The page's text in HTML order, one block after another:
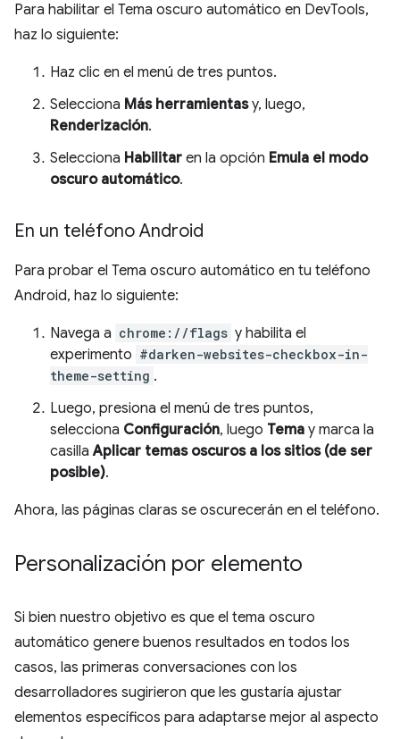
Para habilitar el Tema oscuro automático en DevTools,
haz lo siguiente:
Haz clic en el menú de tres puntos.
Selecciona Más herramientasy, luego,
Renderización.
Selecciona Habilitar en la opción Emula el modo
oscuro automático.
En un teléfono Android
Para probar el Tema oscuro automático en tu teléfono
Android, haz lo siguiente:
Navega a chrome://flags y habilita el
experimento #darken-websites-checkbox-in-
theme-setting .
Luego, presiona el menú de tres puntos,
selecciona Configuración, luego Tema y marca la
casillaAplicar temas oscuros a los sitios (de ser
posible).
Ahora, las páginas claras se oscurecerán en el teléfono.
Personalización por elemento
Si bien nuestro objetivo es que el tema oscuro
automático genere buenos resultados en todos los
casos, las primeras conversaciones con los
desarrolladores sugirieron que les gustaría ajustar
elementos específicos para adaptarse mejor al aspecto